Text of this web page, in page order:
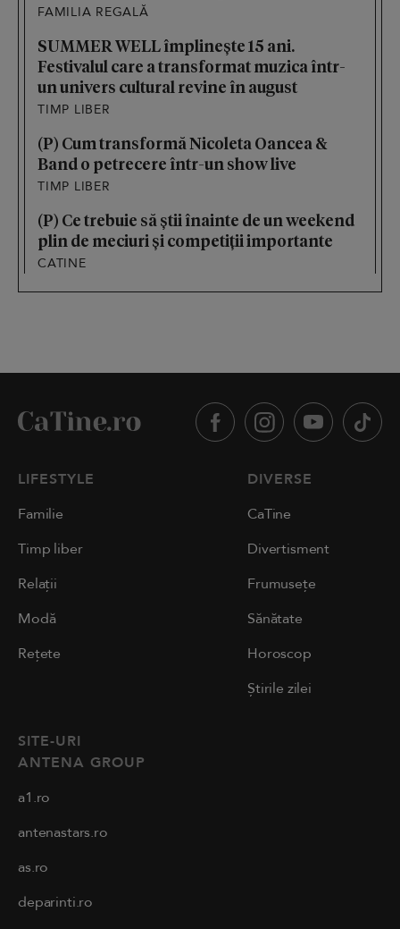
FAMILIA REGALĂ
SUMMER WELL împlinește 15 ani.
Festivalul care a transformat muzica într-
un univers cultural revine în august
TIMP LIBER
(P) Cum transformă Nicoleta Oancea &
Band o petrecere într-un show live
TIMP LIBER
(P) Ce trebuie să știi înainte de un weekend
plin de meciuri și competiții importante
CATINE
LIFESTYLE
Familie
Timp liber
Relații
Modă
Rețete
DIVERSE
CaTine
Divertisment
Frumusețe
Sănătate
Horoscop
Știrile zilei
SITE-URI
ANTENA GROUP
a1.ro
antenastars.ro
as.ro
deparinti.ro